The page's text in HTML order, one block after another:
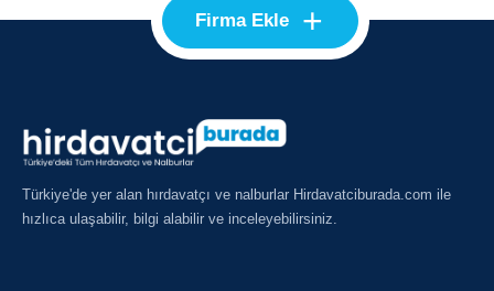
Firma Ekle +
Türkiye'de yer alan hırdavatçı ve nalburlar Hirdavatciburada.com ile
hızlıca ulaşabilir, bilgi alabilir ve inceleyebilirsiniz.